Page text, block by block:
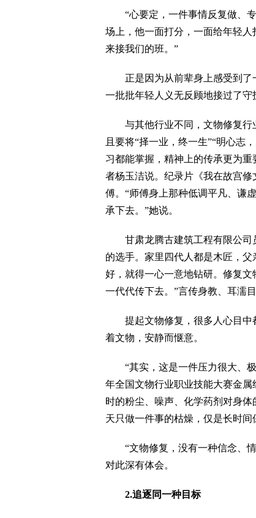
“心要定，一件事情反复做、专
场上，他一面打分，一面给年轻
来接我们的班。”
正是因为从前辈身上感受到了
一批批年轻人义无反顾地接过了守
与其他行业不同，文物修复行
且要将“择一业，终一生”“明心志
习都能掌握，精神上的传承更为
者杨玉洁说。纪录片《我在故宫
傅。“师傅身上那种低调平凡、谦
承下去。”她说。
甘肃龙腾古建筑工程有限公司
的选手。家里四代人都是木匠，
好，就得一心一意地钻研。修复
一代代传下去。”言传身教、耳濡
提起文物修复，很多人心目中
着文物，安静而惬意。
“其实，这是一件压力很大、极
年全国文物行业职业技能大赛金
时的粉尘、噪声、化学药剂对身
天只做一件事的枯燥，仅是长时间
“文物修复，没有一种信念、情
对此深有体会。
2.追逐同一种目标